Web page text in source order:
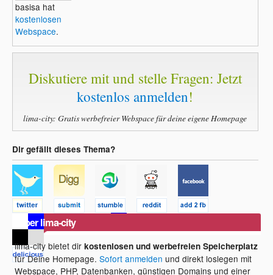
basisa hat
kostenlosen
Webspace.
Diskutiere mit und stelle Fragen: Jetzt
kostenlos anmelden!
lima-city: Gratis werbefreier Webspace für deine eigene Homepage
Dir gefällt dieses Thema?
Über lima-city
lima-city bietet dirkostenlosen und werbefreien Speicherplatz
für Deine Homepage.Sofort anmelden und direkt loslegen mit
Webspace, PHP, Datenbanken, günstigen Domains und einer